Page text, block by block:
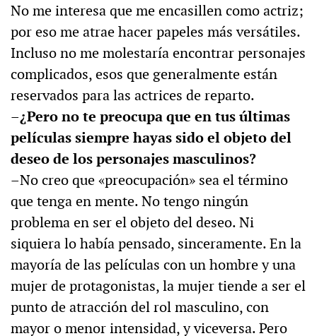
No me interesa que me encasillen como actriz;
por eso me atrae hacer papeles más versátiles.
Incluso no me molestaría encontrar personajes
complicados, esos que generalmente están
reservados para las actrices de reparto.
–¿Pero no te preocupa que en tus últimas
películas siempre hayas sido el objeto del
deseo de los personajes masculinos?
–No creo que «preocupación» sea el término
que tenga en mente. No tengo ningún
problema en ser el objeto del deseo. Ni
siquiera lo había pensado, sinceramente. En la
mayoría de las películas con un hombre y una
mujer de protagonistas, la mujer tiende a ser el
punto de atracción del rol masculino, con
mayor o menor intensidad, y viceversa. Pero